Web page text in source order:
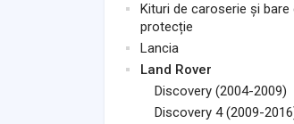
Kituri de caroserie și bare
protecție
Lancia
Land Rover
Discovery (2004-2009)
Discovery 4 (2009-